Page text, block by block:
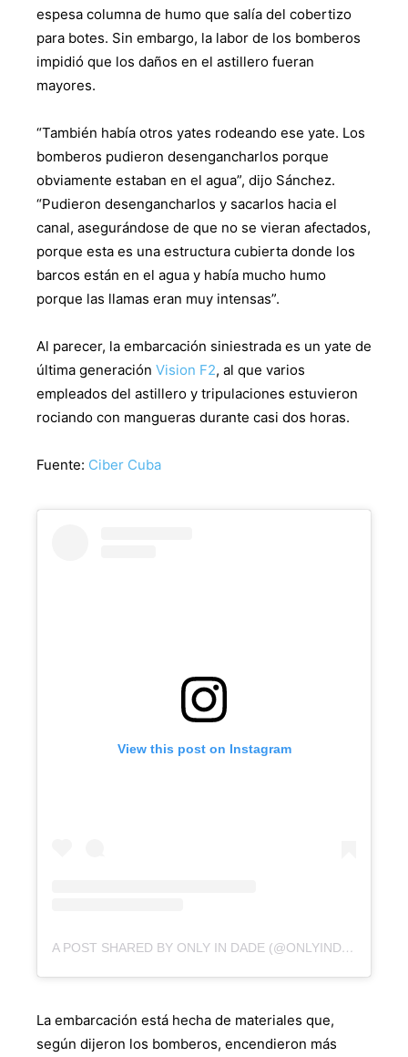
espesa columna de humo que salía del cobertizo
para botes. Sin embargo, la labor de los bomberos
impidió que los daños en el astillero fueran
mayores.
“También había otros yates rodeando ese yate. Los
bomberos pudieron desengancharlos porque
obviamente estaban en el agua”, dijo Sánchez.
“Pudieron desengancharlos y sacarlos hacia el
canal, asegurándose de que no se vieran afectados,
porque esta es una estructura cubierta donde los
barcos están en el agua y había mucho humo
porque las llamas eran muy intensas”.
Al parecer, la embarcación siniestrada es un yate de
última generación Vision F2, al que varios
empleados del astillero y tripulaciones estuvieron
rociando con mangueras durante casi dos horas.
Fuente: Ciber Cuba
View this post on Instagram
A POST SHARED BY ONLY IN DADE (@ONLYINDADE)
La embarcación está hecha de materiales que,
según dijeron los bomberos, encendieron más